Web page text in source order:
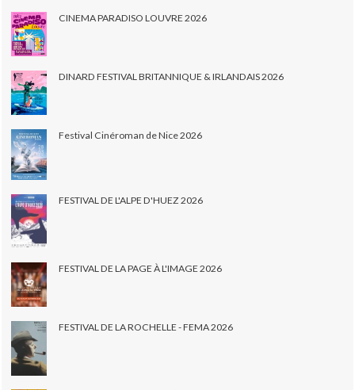
CINEMA PARADISO LOUVRE 2026
DINARD FESTIVAL BRITANNIQUE & IRLANDAIS 2026
Festival Cinéroman de Nice 2026
FESTIVAL DE L'ALPE D'HUEZ 2026
FESTIVAL DE LA PAGE À L'IMAGE 2026
FESTIVAL DE LA ROCHELLE - FEMA 2026